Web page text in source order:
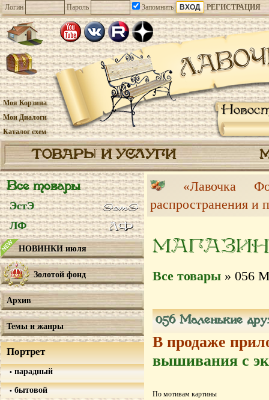
Логин Пароль Запомнить РЕГИСТРАЦИЯ
Моя Корзина
Мои Диалоги
Каталог схем
ТОВАРЫ И УСЛУГИ
Все товары
ЭстЭ
ЛФ
НОВИНКИ июля
Золотой фонд
Архив
Темы и жанры
Портрет
парадный
бытовой
«Лавочка
распространения и
МАГАЗИН
Все товары » 056
056 Маленькие
В продаже
вышивания с
По мотивам картины